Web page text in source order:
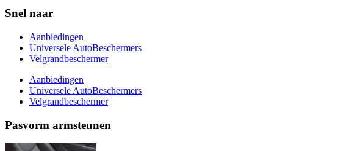
Snel naar
Aanbiedingen
Universele AutoBeschermers
Velgrandbeschermer
Aanbiedingen
Universele AutoBeschermers
Velgrandbeschermer
Pasvorm armsteunen